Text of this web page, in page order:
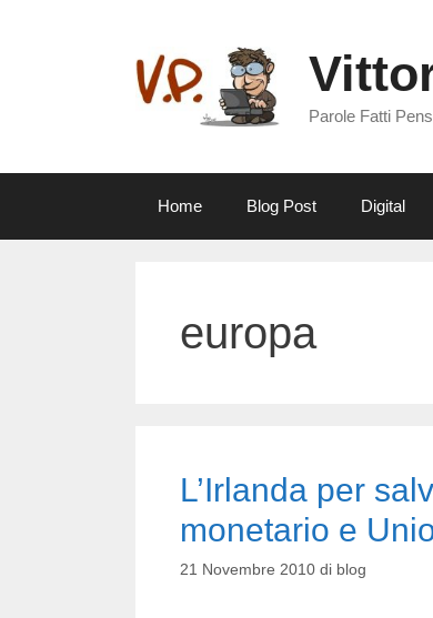
Parole Fatti
Home Blog Post Digital
europa
L’Irlanda per
monetario e
21 Novembre 2010 di blog